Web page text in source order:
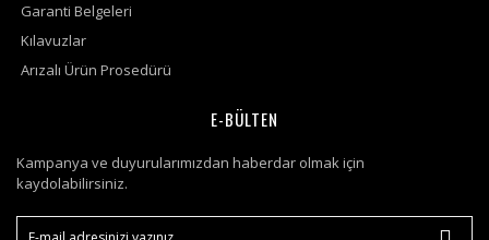
Garanti Belgeleri
Kılavuzlar
Arızalı Ürün Prosedürü
E-BÜLTEN
Kampanya ve duyurularımızdan haberdar olmak için
kaydolabilirsiniz.